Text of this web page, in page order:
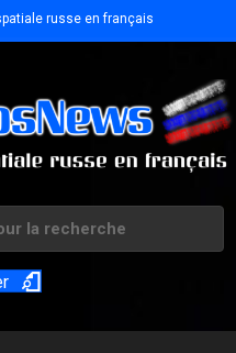
russe en français